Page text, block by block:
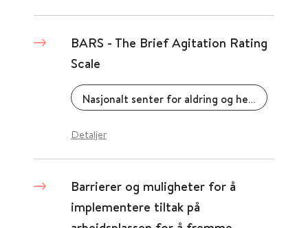
BARS - The Brief Agitation Rating
Scale
Nasjonalt senter for aldring og helse
Detaljer
Barrierer og muligheter for å
implementere tiltak på